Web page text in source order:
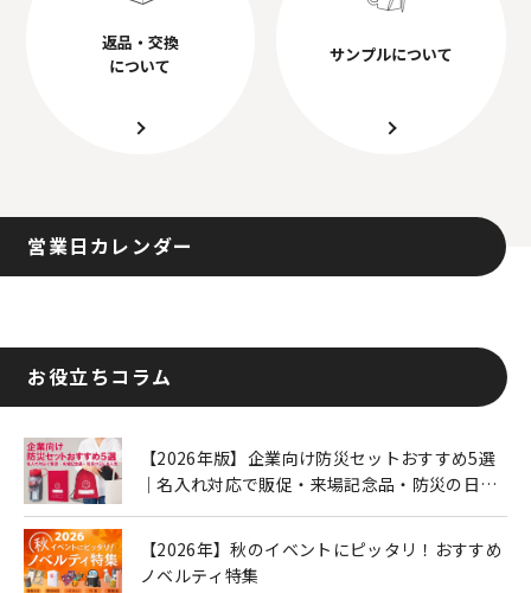
返品・交換
について
サンプルについて
営業日カレンダー
お役立ちコラム
【2026年版】企業向け防災セットおすすめ5選
｜名入れ対応で販促・来場記念品・防災の日に
【2026年】秋のイベントにピッタリ！おすすめ
ノベルティ特集